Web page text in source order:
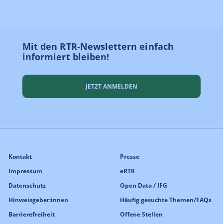
Mit den RTR-Newslettern einfach
informiert bleiben!
JETZT ANMELDEN
Kontakt
Impressum
Datenschutz
Hinweisgeber:innen
Barrierefreiheit
Presse
eRTR
Open Data / IFG
Häufig gesuchte Themen/FAQs
Offene Stellen